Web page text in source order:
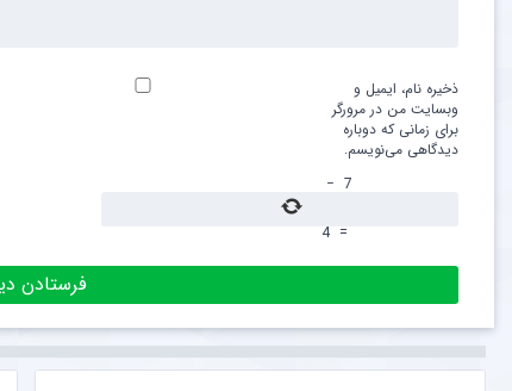
ذخیره نام، ایمیل و
وبسایت من در مرورگر
برای زمانی که دوباره
دیدگاهی می‌نویسم.
7
−
=
4